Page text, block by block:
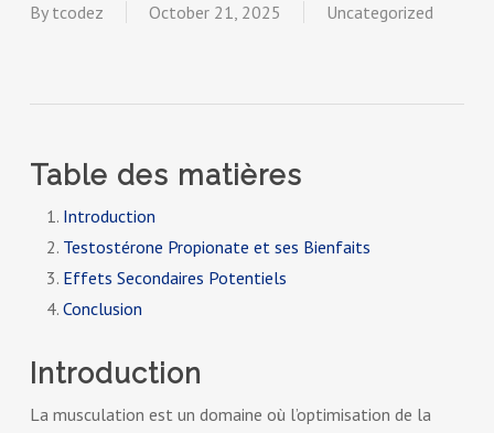
By tcodez October 21, 2025 Uncategorized
Table des matières
Introduction
Testostérone Propionate et ses Bienfaits
Effets Secondaires Potentiels
Conclusion
Introduction
La musculation est un domaine où l’optimisation de la